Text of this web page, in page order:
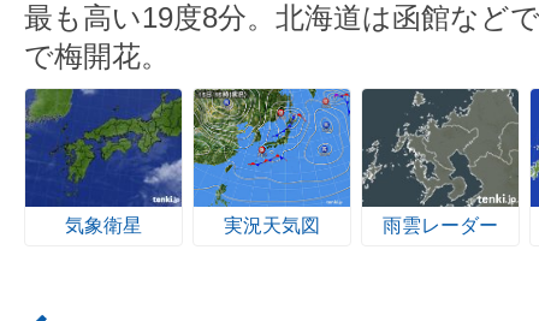
最も高い19度8分。北海道は函館など
で梅開花。
気象衛星 実況天気図 雨雲レーダー